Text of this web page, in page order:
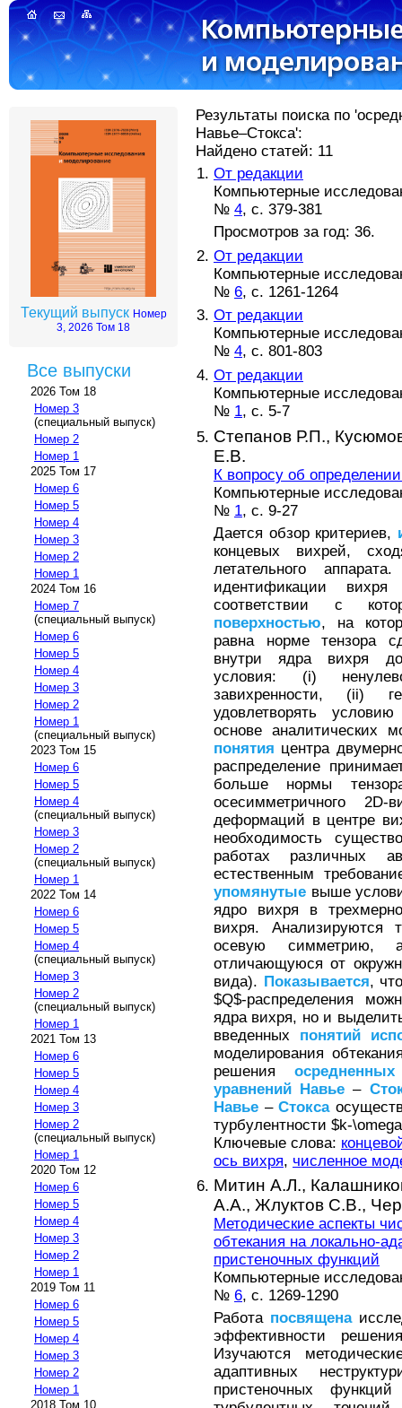
Текущий выпуск Номер
3, 2026 Том 18
Все выпуски
2026 Том 18
Номер 3
(специальный выпуск)
Номер 2
Номер 1
2025 Том 17
Номер 6
Номер 5
Номер 4
Номер 3
Номер 2
Номер 1
2024 Том 16
Номер 7
(специальный выпуск)
Номер 6
Номер 5
Номер 4
Номер 3
Номер 2
Номер 1
(специальный выпуск)
2023 Том 15
Номер 6
Номер 5
Номер 4
(специальный выпуск)
Номер 3
Номер 2
(специальный выпуск)
Номер 1
2022 Том 14
Номер 6
Номер 5
Номер 4
(специальный выпуск)
Номер 3
Номер 2
(специальный выпуск)
Номер 1
2021 Том 13
Номер 6
Номер 5
Номер 4
Номер 3
Номер 2
(специальный выпуск)
Номер 1
2020 Том 12
Номер 6
Номер 5
Номер 4
Номер 3
Номер 2
Номер 1
2019 Том 11
Номер 6
Номер 5
Номер 4
Номер 3
Номер 2
Номер 1
2018 Том 10
Результаты поиска по
Навье–Стокса':
Найдено статей: 11
От редакции
Компьютерные
№ 4, с. 379-381
Просмотров за год: 36.
От редакции
Компьютерные
№ 6, с. 1261-1264
От редакции
Компьютерные
№ 4, с. 801-803
От редакции
Компьютерные
№ 1, с. 5-7
Степанов Р.П.,
Е.В.
К вопросу об
Компьютерные
№ 1, с. 9-27
Дается обзор критериев,
концевых вихрей,
летательного
идентификации
соответствии с
поверхностью, на
равна норме тензора
внутри ядра вихря
условия: (i)
завихренности, (ii)
удовлетворять
основе аналитических
понятия центра
распределение
больше нормы
осесимметричного
деформаций в центре
необходимость
работах различных
естественным
упомянутые выше
ядро вихря в
вихря. Анализируются
осевую
отличающуюся от
вида). Показывается,
$Q$-распределения
ядра вихря, но и
введенных понятий
моделирования
решения осредненных
уравнений Навье –
Навье –Стокса
турбулентности $k-
Ключевые слова:
ось вихря, численное
Митин А.Л.,
А.А., Жлуктов С.В.,
Методические аспекты
обтекания на локально-
пристеночных функций
Компьютерные
№ 6, с. 1269-1290
Работа посвящена
эффективности
Изучаются
адаптивных
пристеночных